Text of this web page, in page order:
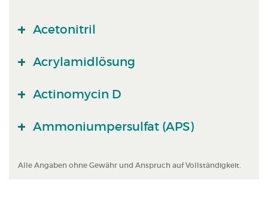
Acetonitril
Acrylamidlösung
Actinomycin D
Ammoniumpersulfat (APS)
Alle Angaben ohne Gewähr und Anspruch auf Vollständigkeit.